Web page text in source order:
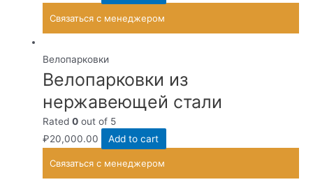
Связаться с менеджером
Велопарковки
Велопарковки из
нержавеющей стали
Rated0 out of 5
₽20,000.00 Add to cart
Связаться с менеджером